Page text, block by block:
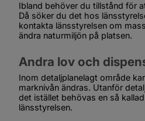
Ibland behöver du tillstånd för
Då söker du det hos
kontakta länsstyrelsen om
ändra naturmiljön på platsen.
Andra lov och
Inom detaljplanelagt område
marknivån ändras. Utanför
det istället behövas en så
länsstyrelsen.